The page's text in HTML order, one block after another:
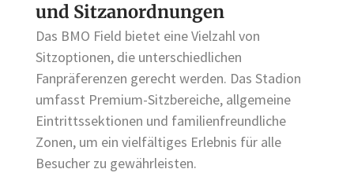
und Sitzanordnungen
Das BMO Field bietet eine Vielzahl von
Sitzoptionen, die unterschiedlichen
Fanpräferenzen gerecht werden. Das Stadion
umfasst Premium-Sitzbereiche, allgemeine
Eintrittssektionen und familienfreundliche
Zonen, um ein vielfältiges Erlebnis für alle
Besucher zu gewährleisten.